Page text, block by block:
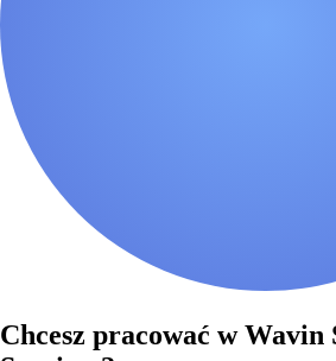
Chcesz pracować w Wavin